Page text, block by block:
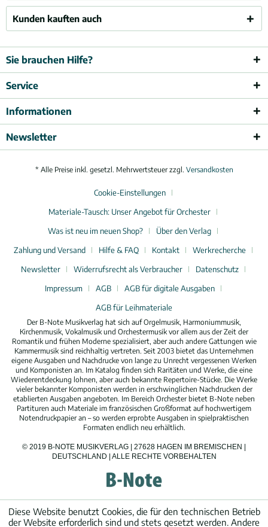
Kunden kauften auch
Sie brauchen Hilfe?
Service
Informationen
Newsletter
* Alle Preise inkl. gesetzl. Mehrwertsteuer zzgl. Versandkosten
Cookie-Einstellungen
Materiale-Tausch: Unser Angebot für Orchester
Was ist neu im neuen Shop?
Über den Verlag
Zahlung und Versand
Hilfe & FAQ Kontakt
Werkrecherche
Newsletter
Widerrufsrecht als Verbraucher
Datenschutz
Impressum
AGB
AGB für digitale Ausgaben
AGB für Leihmateriale
Der B-Note Musikverlag hat sich auf Orgelmusik, Harmoniummusik,
Kirchenmusik, Vokalmusik und Orchestermusik vor allem aus der Zeit der
Romantik und frühen Moderne spezialisiert, aber auch andere Gattungen wie
Kammermusik sind reichhaltig vertreten. Seit 2003 bietet das Unternehmen
eigene Ausgaben und Nachdrucke von lange zu Unrecht vergessenen Werken
und Komponisten an. Im Katalog finden sich Raritäten und Werke, die eine
Wiederentdeckung lohnen, aber auch bekannte Repertoire-Stücke. Die Werke
vieler bekannter Komponisten werden in erschwinglichen Nachdrucken der
etablierten Ausgaben angeboten. Im Bereich Orchester bietet B-Note neben
Partituren auch Materiale im französischen Großformat auf hochwertigem
Notendruckpapier an – so werden erprobte Ausgaben in spielpraktischen
Formaten endlich neu erhältlich.
© 2019 B-NOTE MUSIKVERLAG | 27628 HAGEN IM BREMISCHEN |
DEUTSCHLAND | ALLE RECHTE VORBEHALTEN
Diese Website benutzt Cookies, die für den technischen Betrieb
der Website erforderlich sind und stets gesetzt werden. Andere